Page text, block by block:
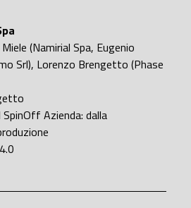
(Namirial Spa, Eugenio
Srl), Lorenzo Brengetto (Phase
Azienda: dalla